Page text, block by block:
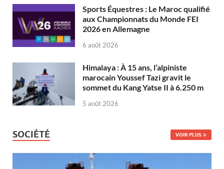
Sports Équestres : Le Maroc qualifié
aux Championnats du Monde FEI
2026 en Allemagne
6 août 2026
Himalaya : À 15 ans, l’alpiniste
marocain Youssef Tazi gravit le
sommet du Kang Yatse II à 6.250 m
5 août 2026
SOCIÉTÉ VOIR PLUS